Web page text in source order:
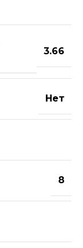
3.66
Нет
8